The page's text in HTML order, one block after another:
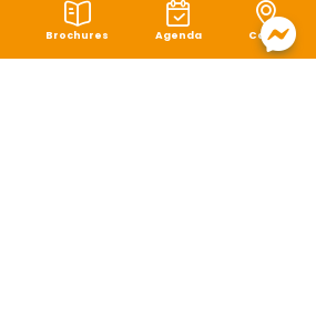
Brochures Agenda Carte